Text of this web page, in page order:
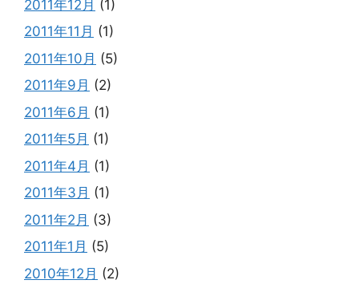
2011年12月 (1)
2011年11月 (1)
2011年10月 (5)
2011年9月 (2)
2011年6月 (1)
2011年5月 (1)
2011年4月 (1)
2011年3月 (1)
2011年2月 (3)
2011年1月 (5)
2010年12月 (2)